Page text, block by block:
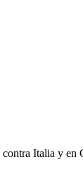
Italia y en